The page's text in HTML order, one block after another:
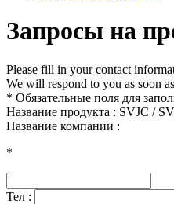
Запросы на
Please fill in your contact
We will respond to you as soon
* Обязательные поля для
Название продукта : SVJC /
Название компании :
*
Тел :